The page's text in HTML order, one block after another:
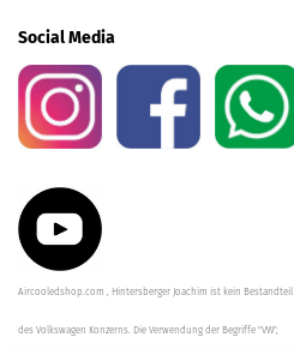
Social Media
Aircooledshop.com , Hintersberger Joachim ist kein Bestandteil
des Volkswagen Konzerns. Die Verwendung der Begriffe "VW",